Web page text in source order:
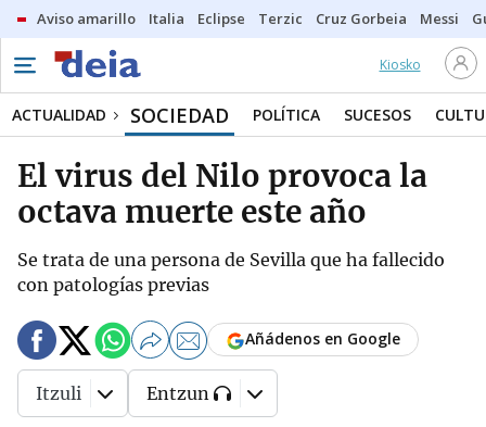
Aviso amarillo Italia Eclipse Terzic Cruz Gorbeia Messi
Kiosko
ACTUALIDAD SOCIEDAD POLÍTICA SUCESOS
El virus del Nilo provoca la
octava muerte este año
Se trata de una persona de Sevilla que ha fallecido
con patologías previas
Añádenos en Google
Itzuli Entzun